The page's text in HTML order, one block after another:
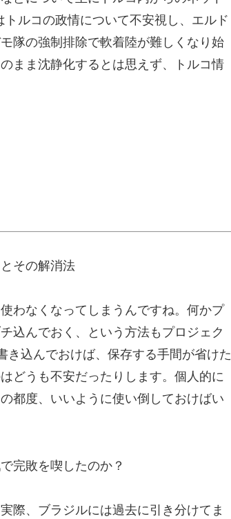
ルコの政情について不安視し、エルド
隊の強制排除で軟着陸が難しくなり始
まま沈静化するとは思えず、トルコ情
その解消法
わなくなってしまうんですね。何かプ
込んでおく、という方法もプロジェク
き込んでおけば、保存する手間が省けた
どうも不安だったりします。個人的に
都度、いいように使い倒しておけばい
完敗を喫したのか？
際、ブラジルには過去に引き分けてま